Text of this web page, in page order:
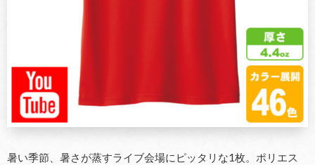
暑い季節、暑さが蒸すライブ会場にピッタリな1枚。ポリエス